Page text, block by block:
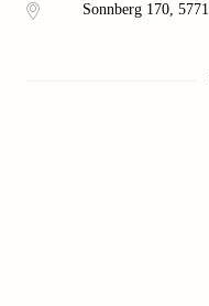
Sonnberg 170, 5771